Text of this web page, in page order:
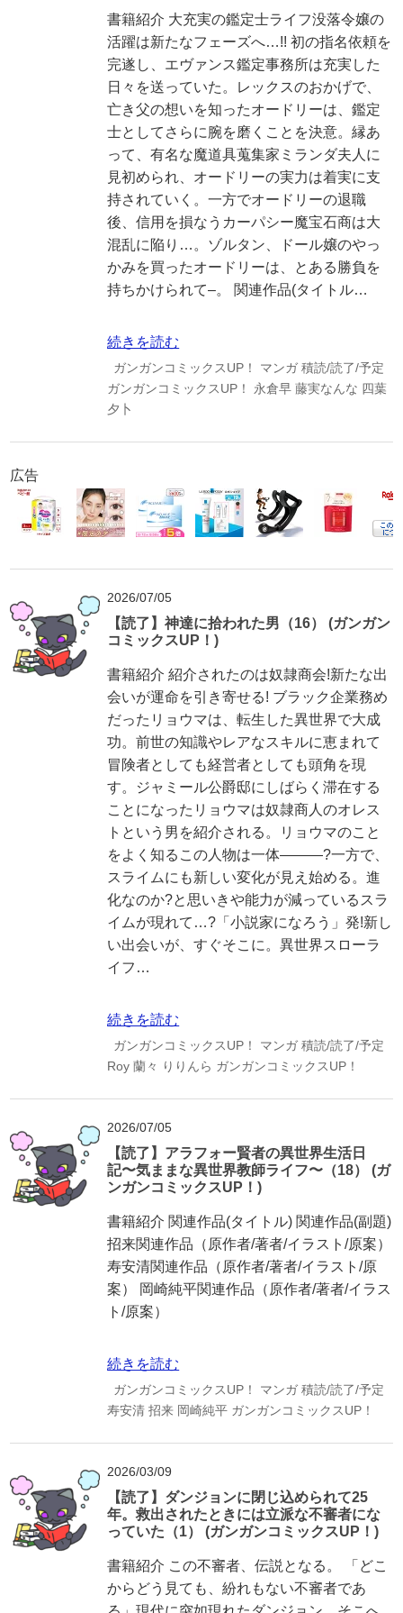
書籍紹介 大充実の鑑定士ライフ没落令嬢の
活躍は新たなフェーズへ…!! 初の指名依頼を
完遂し、エヴァンス鑑定事務所は充実した
日々を送っていた。レックスのおかげで、
亡き父の想いを知ったオードリーは、鑑定
士としてさらに腕を磨くことを決意。縁あ
って、有名な魔道具蒐集家ミランダ夫人に
見初められ、オードリーの実力は着実に支
持されていく。一方でオードリーの退職
後、信用を損なうカーパシー魔宝石商は大
混乱に陥り…。ゾルタン、ドール嬢のやっ
かみを買ったオードリーは、とある勝負を
持ちかけられて–。 関連作品(タイトル…
続きを読む
ガンガンコミックスUP！ マンガ 積読/読了/予定
ガンガンコミックスUP！
永倉早 藤実なんな 四葉
夕卜
広告
2026/07/05
【読了】神達に拾われた男（16） (ガンガン
コミックスUP！)
書籍紹介 紹介されたのは奴隷商会!新たな出
会いが運命を引き寄せる! ブラック企業務め
だったリョウマは、転生した異世界で大成
功。前世の知識やレアなスキルに恵まれて
冒険者としても経営者としても頭角を現
す。ジャミール公爵邸にしばらく滞在する
ことになったリョウマは奴隷商人のオレス
トという男を紹介される。リョウマのこと
をよく知るこの人物は一体―――?一方で、
スライムにも新しい変化が見え始める。進
化なのか?と思いきや能力が減っているスラ
イムが現れて…?「小説家になろう」発!新し
い出会いが、すぐそこに。異世界スローラ
イフ…
続きを読む
ガンガンコミックスUP！ マンガ 積読/読了/予定
Roy 蘭々 りりんら ガンガンコミックスUP！
2026/07/05
【読了】アラフォー賢者の異世界生活日
記〜気ままな異世界教師ライフ〜（18） (ガ
ンガンコミックスUP！)
書籍紹介 関連作品(タイトル) 関連作品(副題)
招来関連作品（原作者/著者/イラスト/原案）
寿安清関連作品（原作者/著者/イラスト/原
案） 岡崎純平関連作品（原作者/著者/イラス
ト/原案）
続きを読む
ガンガンコミックスUP！ マンガ 積読/読了/予定
寿安清 招来 岡崎純平 ガンガンコミックスUP！
2026/03/09
【読了】ダンジョンに閉じ込められて25
年。救出されたときには立派な不審者にな
っていた（1） (ガンガンコミックスUP！)
書籍紹介 この不審者、伝説となる。 「どこ
からどう見ても、紛れもない不審者であ